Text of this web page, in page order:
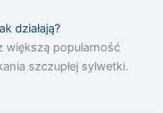
działają?
większą popularność
szczupłej sylwetki.